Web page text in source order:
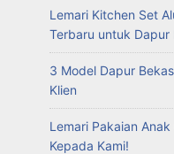
Lemari Kitchen Set
Terbaru untuk Dapur
3 Model Dapur
Klien
Lemari Pakaian
Kepada Kami!